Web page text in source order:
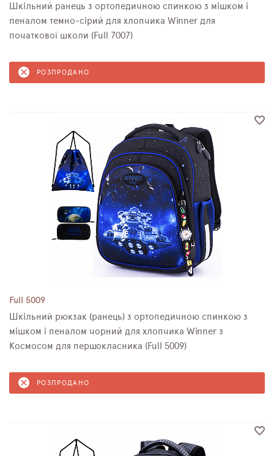
Шкільний ранець з ортопедичною спинкою з мішком і
пеналом темно-сірий для хлопчика Winner для
початкової школи (Full 7007)
РОЗПРОДАНО
Full 5009
Шкільний рюкзак (ранець) з ортопедичною спинкою з
мішком і пеналом чорний для хлопчика Winner з
Космосом для першокласника (Full 5009)
РОЗПРОДАНО